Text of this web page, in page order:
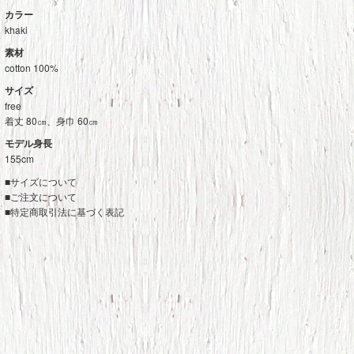
カラー
khaki
素材
cotton 100%
サイズ
free
着丈 80㎝、身巾 60㎝
モデル身長
155cm
■サイズについて
■ご注文について
■特定商取引法に基づく表記